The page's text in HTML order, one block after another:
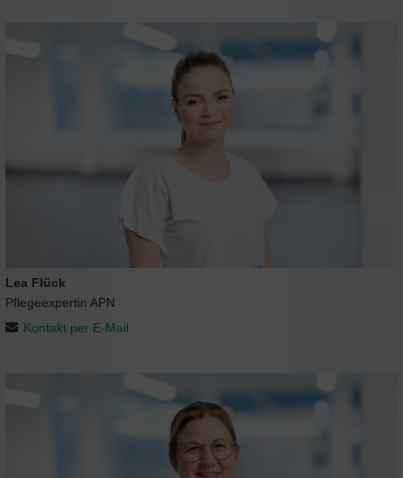
Lea Flück
Pflegeexpertin APN
Kontakt per E-Mail